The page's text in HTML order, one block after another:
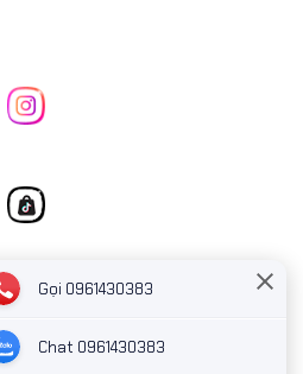
Gọi 0961430383
Chat 0961430383